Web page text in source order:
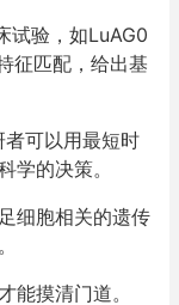
试验，如LuAG0
征匹配，给出基
可以用最短时
学的决策。
细胞相关的遗传
能摸清门道。